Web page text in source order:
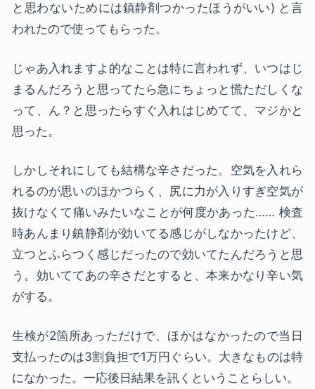
と思わないためには鎮静剤つかったほうがいい) と言
われたので使ってもらった。
じゃあ入れますよ的なことは特に言われず、いつはじ
まるんだろうと思ってたら急にちょっと慌ただしくな
って、ん？と思ったらすぐ入れはじめてて、マジかと
思った。
しかしそれにしても結構な辛さだった。空気を入れら
れるのが思いのほかつらく、尻に力が入りすぎ空気が
抜けなくて痛いみたいなことが何度かあった…… 検査
時あんまり鎮静剤が効いてる感じがしなかったけど、
立つとふらつく感じだったので効いてたんだろうと思
う。効いててあの辛さだとすると、本来かなり辛い気
がする。
生検が2箇所あっただけで、ほかはなかったので当日
支払ったのは3割負担で1万円ぐらい。大きなものは特
になかった。一応後日結果を訊くということらしい。